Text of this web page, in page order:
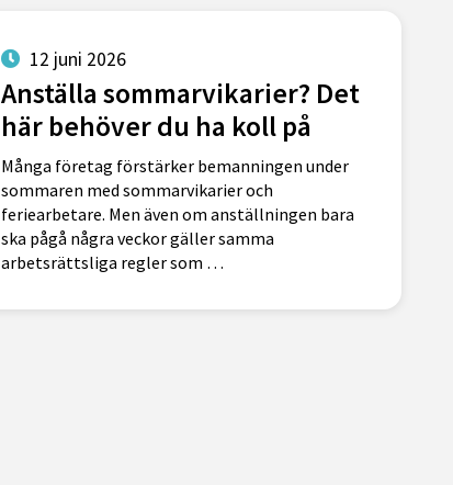
12 juni 2026
Anställa sommarvikarier? Det
här behöver du ha koll på
Många företag förstärker bemanningen under
sommaren med sommarvikarier och
feriearbetare. Men även om anställningen bara
ska pågå några veckor gäller samma
arbetsrättsliga regler som …